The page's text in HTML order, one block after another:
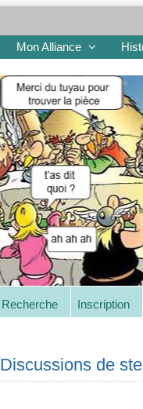
Mon Alliance
Recherche Inscription
Discussions de